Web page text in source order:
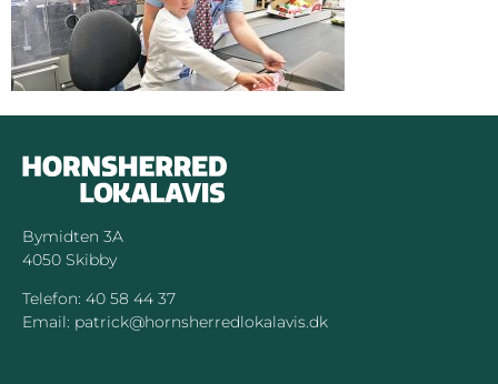
Bymidten 3A
4050 Skibby
Telefon: 40 58 44 37
Email: patrick@hornsherredlokalavis.dk